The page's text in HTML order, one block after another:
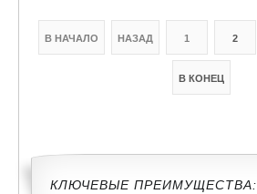
В НАЧАЛО НАЗАД 1 2
В КОНЕЦ
КЛЮЧЕВЫЕ ПРЕИМУЩЕСТВА: